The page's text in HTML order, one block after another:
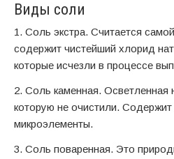
Виды соли
1. Соль экстра. Считается
содержит чистейший хлорид
которые исчезли в процессе
2. Соль каменная. Осветленная
которую не очистили.
микроэлементы.
3. Соль поваренная. Это